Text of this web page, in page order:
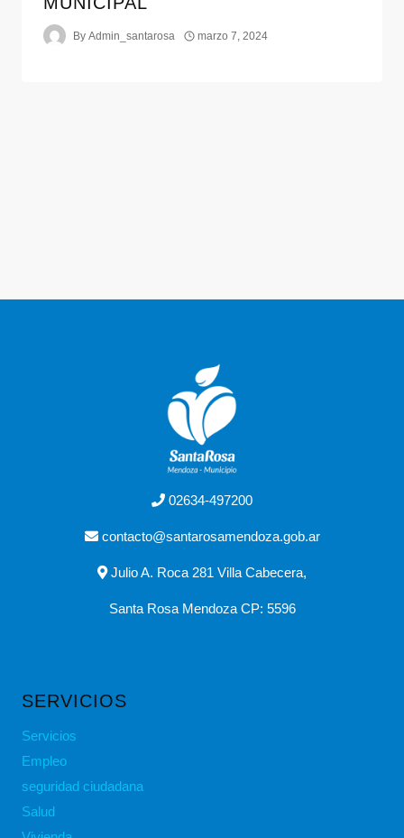
By Admin_santarosa marzo 7, 2024
02634-497200
contacto@santarosamendoza.gob.ar
Julio A. Roca 281 Villa Cabecera,
Santa Rosa Mendoza CP: 5596
SERVICIOS
Servicios
Empleo
seguridad ciudadana
Salud